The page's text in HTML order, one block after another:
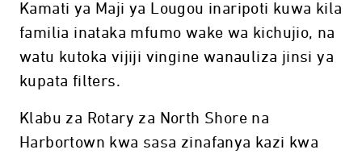
Kamati ya Maji ya Lougou inaripoti kuwa kila
familia inataka mfumo wake wa kichujio, na
watu kutoka vijiji vingine wanauliza jinsi ya
kupata filters.
Klabu za Rotary za North Shore na
Harbortown kwa sasa zinafanya kazi kwa